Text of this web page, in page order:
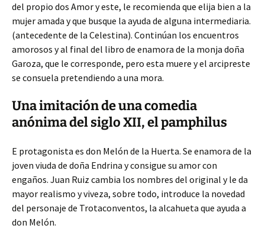
del propio dos Amor y este, le recomienda que elija bien a la
mujer amada y que busque la ayuda de alguna intermediaria.
(antecedente de la Celestina). Continúan los encuentros
amorosos y al final del libro de enamora de la monja doña
Garoza, que le corresponde, pero esta muere y el arcipreste
se consuela pretendiendo a una mora.
Una imitación de una comedia
anónima del siglo XII, el pamphilus
E protagonista es don Melón de la Huerta. Se enamora de la
joven viuda de doña Endrina y consigue su amor con
engaños. Juan Ruiz cambia los nombres del original y le da
mayor realismo y viveza, sobre todo, introduce la novedad
del personaje de Trotaconventos, la alcahueta que ayuda a
don Melón.